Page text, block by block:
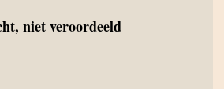
niet veroordeeld